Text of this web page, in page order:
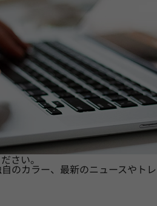
さい。
のカラー、最新のニュースやト